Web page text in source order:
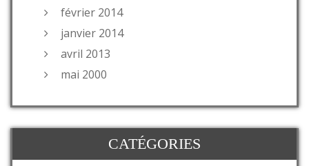
février 2014
janvier 2014
avril 2013
mai 2000
CATÉGORIES